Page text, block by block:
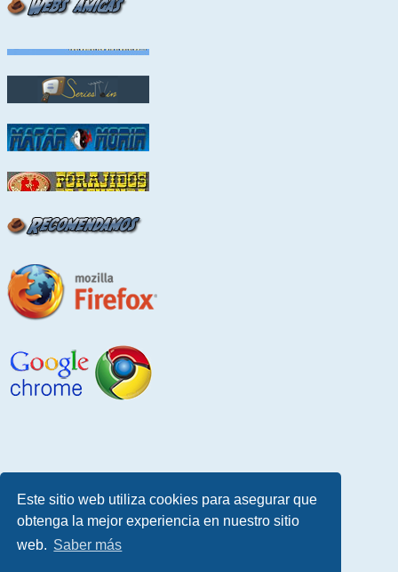
Este sitio web utiliza cookies para asegurar que
obtenga la mejor experiencia en nuestro sitio
web. Saber más